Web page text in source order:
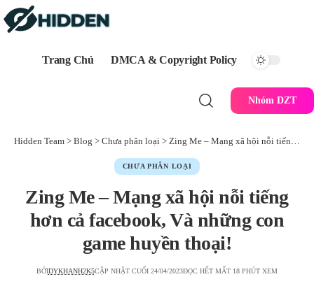
Trang Chủ DMCA & Copyright Policy
Nhóm DZT
Hidden Team > Blog > Chưa phân loại > Zing Me – Mạng xã hội nỗi tiếng hơn cả facebook, Và những con game huyền thoại!
CHƯA PHÂN LOẠI
Zing Me – Mạng xã hội nỗi tiếng
hơn cả facebook, Và những con
game huyền thoại!
BỞIDYKHANH2K5CẬP NHẬT CUỐI 24/04/2023ĐỌC HẾT MẤT 18 PHÚT XEM